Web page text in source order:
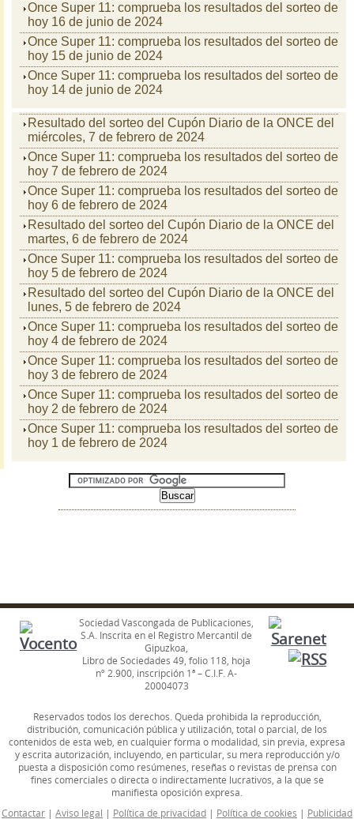
Once Super 11: comprueba los resultados del sorteo de
hoy 16 de junio de 2024
Once Super 11: comprueba los resultados del sorteo de
hoy 15 de junio de 2024
Once Super 11: comprueba los resultados del sorteo de
hoy 14 de junio de 2024
Resultado del sorteo del Cupón Diario de la ONCE del
miércoles, 7 de febrero de 2024
Once Super 11: comprueba los resultados del sorteo de
hoy 7 de febrero de 2024
Once Super 11: comprueba los resultados del sorteo de
hoy 6 de febrero de 2024
Resultado del sorteo del Cupón Diario de la ONCE del
martes, 6 de febrero de 2024
Once Super 11: comprueba los resultados del sorteo de
hoy 5 de febrero de 2024
Resultado del sorteo del Cupón Diario de la ONCE del
lunes, 5 de febrero de 2024
Once Super 11: comprueba los resultados del sorteo de
hoy 4 de febrero de 2024
Once Super 11: comprueba los resultados del sorteo de
hoy 3 de febrero de 2024
Once Super 11: comprueba los resultados del sorteo de
hoy 2 de febrero de 2024
Once Super 11: comprueba los resultados del sorteo de
hoy 1 de febrero de 2024
Sociedad Vascongada de Publicaciones,
S.A. Inscrita en el Registro Mercantil de
Gipuzkoa,
Libro de Sociedades 49, folio 118, hoja
nº 2.900, inscripción 1ª – C.I.F. A-
20004073
Reservados todos los derechos. Queda prohibida la reproducción,
distribución, comunicación pública y utilización, total o parcial, de los
contenidos de esta web, en cualquier forma o modalidad, sin previa, expresa
y escrita autorización, incluyendo, en particular, su mera reproducción y/o
puesta a disposición como resúmenes, reseñas o revistas de prensa con
fines comerciales o directa o indirectamente lucrativos, a la que se
manifiesta oposición expresa.
Contactar | Aviso legal | Política de privacidad | Política de cookies | Publicidad